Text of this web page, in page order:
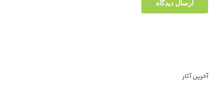
آخرین آثار